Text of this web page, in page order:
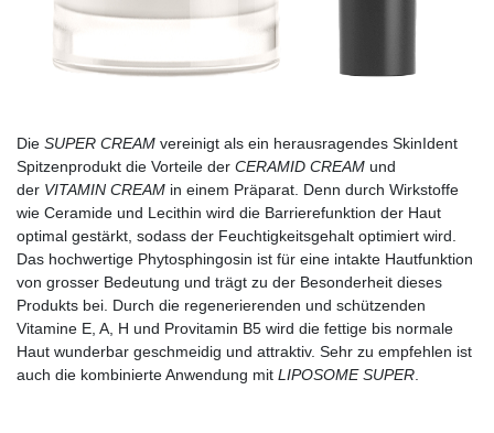
Die SUPER CREAM vereinigt als ein herausragendes SkinIdent
Spitzenprodukt die Vorteile der CERAMID CREAM und
der VITAMIN CREAM in einem Präparat. Denn durch Wirkstoffe
wie Ceramide und Lecithin wird die Barrierefunktion der Haut
optimal gestärkt, sodass der Feuchtigkeitsgehalt optimiert wird.
Das hochwertige Phytosphingosin ist für eine intakte Hautfunktion
von grosser Bedeutung und trägt zu der Besonderheit dieses
Produkts bei. Durch die regenerierenden und schützenden
Vitamine E, A, H und Provitamin B5 wird die fettige bis normale
Haut wunderbar geschmeidig und attraktiv. Sehr zu empfehlen ist
auch die kombinierte Anwendung mit LIPOSOME SUPER